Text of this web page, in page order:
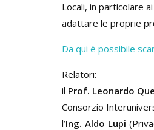
Locali, in particolare
adattare le proprie
Da qui è possibile
Relatori:
il Prof. Leonardo
Consorzio
l’Ing. Aldo Lupi